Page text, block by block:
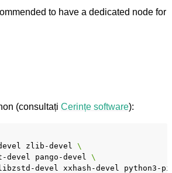
to have a dedicated node for
(consultați Cerințe software):
zlib-devel
\
devel pango-devel
\
devel xxhash-devel python3-pip